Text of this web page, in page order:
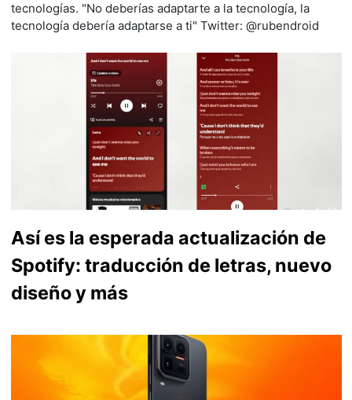
tecnologías. "No deberías adaptarte a la tecnología, la
tecnología debería adaptarse a ti" Twitter: @rubendroid
Así es la esperada actualización de
Spotify: traducción de letras, nuevo
diseño y más